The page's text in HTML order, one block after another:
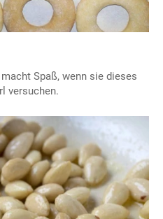
Spaß, wenn sie dieses
versuchen.